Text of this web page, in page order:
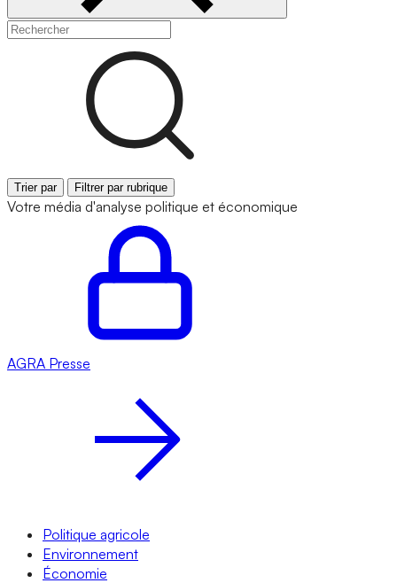
Trier par Filtrer par rubrique
Votre média d'analyse politique et économique
AGRA Presse
Politique agricole
Environnement
Économie